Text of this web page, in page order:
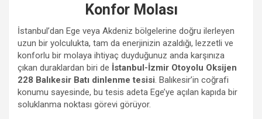
Konfor Molası
İstanbul’dan Ege veya Akdeniz bölgelerine doğru ilerleyen
uzun bir yolculukta, tam da enerjinizin azaldığı, lezzetli ve
konforlu bir molaya ihtiyaç duyduğunuz anda karşınıza
çıkan duraklardan biri de İstanbul-İzmir Otoyolu Oksijen
228 Balıkesir Batı dinlenme tesisi. Balıkesir’in coğrafi
konumu sayesinde, bu tesis adeta Ege’ye açılan kapıda bir
soluklanma noktası görevi görüyor.